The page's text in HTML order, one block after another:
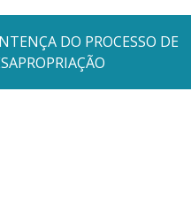
DO PROCESSO DE